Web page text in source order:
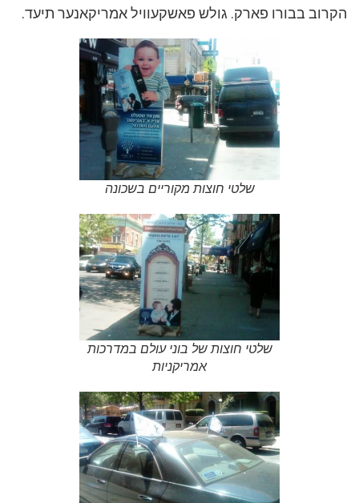
בבורו פארק. גולש פאשקעוויל אמריקאנער תיעד.
שלטי חוצות מקוריים בשכונה
שלטי חוצות של בוני עולם במדרכות
אמריקניות